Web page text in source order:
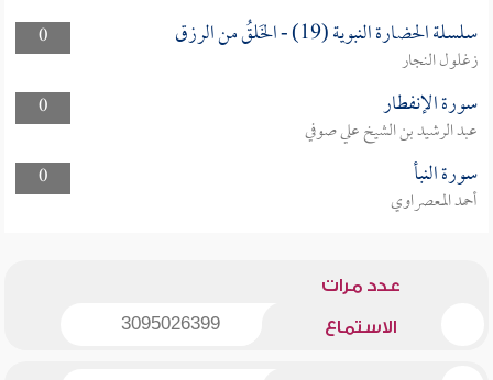
0
سلسلة الحضارة النبوية (19) - الخَلقُ من الرزق
زغلول النجار
0
سورة الإنفطار
عبد الرشيد بن الشيخ علي صوفي
0
سورة النبأ
أحمد المعصراوي
عدد مرات
الاستماع 3095026399